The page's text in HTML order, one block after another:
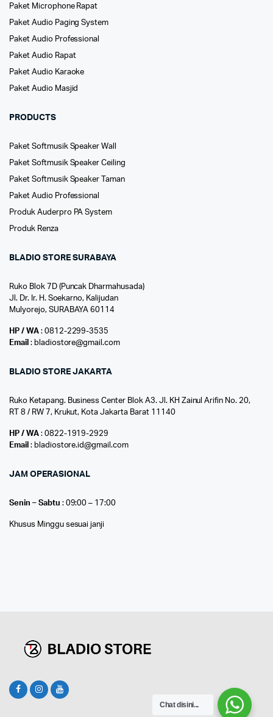
Paket Microphone Rapat
Paket Audio Paging System
Paket Audio Professional
Paket Audio Rapat
Paket Audio Karaoke
Paket Audio Masjid
PRODUCTS
Paket Softmusik Speaker Wall
Paket Softmusik Speaker Ceiling
Paket Softmusik Speaker Taman
Paket Audio Professional
Produk Auderpro PA System
Produk Renza
BLADIO STORE SURABAYA
Ruko Blok 7D (Puncak Dharmahusada)
Jl. Dr. Ir. H. Soekarno, Kalijudan
Mulyorejo, SURABAYA 60114
HP / WA: 0812-2299-3535
Email : bladiostore@gmail.com
BLADIO STORE JAKARTA
Ruko Ketapang. Business Center Blok A3. Jl. KH Zainul Arifin No. 20,
RT 8 / RW 7, Krukut, Kota Jakarta Barat 11140
HP / WA: 0822-1919-2929
Email : bladiostore.id@gmail.com
JAM OPERASIONAL
Senin – Sabtu : 09:00 – 17:00
Khusus Minggu sesuai janji
Chat disini...